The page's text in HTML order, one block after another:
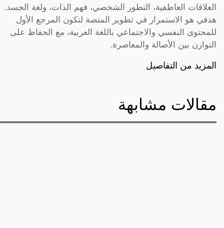
العلاقات العاطفية، التطور الشخصي، فهم الذات، ولغة الجسد.
هدفي هو الاستمرار في تطوير المنصة لتكون المرجع الأول
للمحتوى النفسي والاجتماعي باللغة العربية، مع الحفاظ على
التوازن بين الأصالة والمعاصرة.
المزيد من التفاصيل
مقالات مشابهة